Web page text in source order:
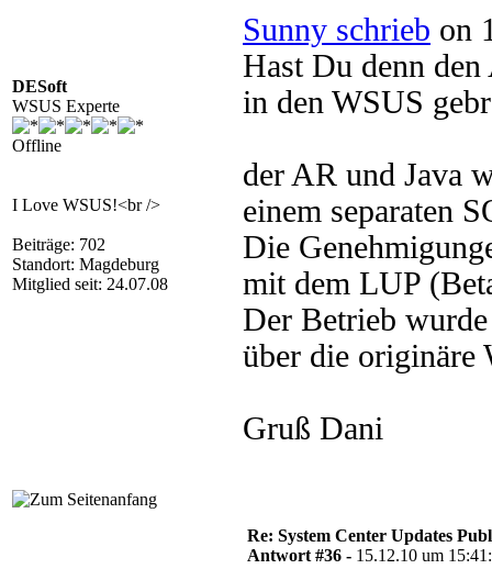
DESoft
WSUS Experte
Offline
I Love WSUS!<br />
Beiträge: 702
Standort: Magdeburg
Mitglied seit: 24.07.08
Sunny schrieb on
Hast Du denn
in den WSUS
der AR und Java
einem separaten
Die
mit dem LUP
Der Betrieb
über die originäre
Gruß Dani
Re: System Center Updates
Antwort #36 - 15.12.10 um